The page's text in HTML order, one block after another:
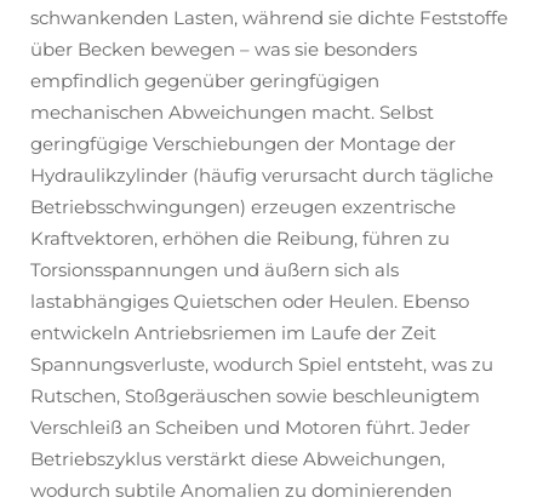
schwankenden Lasten, während sie dichte Feststoffe
über Becken bewegen – was sie besonders
empfindlich gegenüber geringfügigen
mechanischen Abweichungen macht. Selbst
geringfügige Verschiebungen der Montage der
Hydraulikzylinder (häufig verursacht durch tägliche
Betriebsschwingungen) erzeugen exzentrische
Kraftvektoren, erhöhen die Reibung, führen zu
Torsionsspannungen und äußern sich als
lastabhängiges Quietschen oder Heulen. Ebenso
entwickeln Antriebsriemen im Laufe der Zeit
Spannungsverluste, wodurch Spiel entsteht, was zu
Rutschen, Stoßgeräuschen sowie beschleunigtem
Verschleiß an Scheiben und Motoren führt. Jeder
Betriebszyklus verstärkt diese Abweichungen,
wodurch subtile Anomalien zu dominierenden